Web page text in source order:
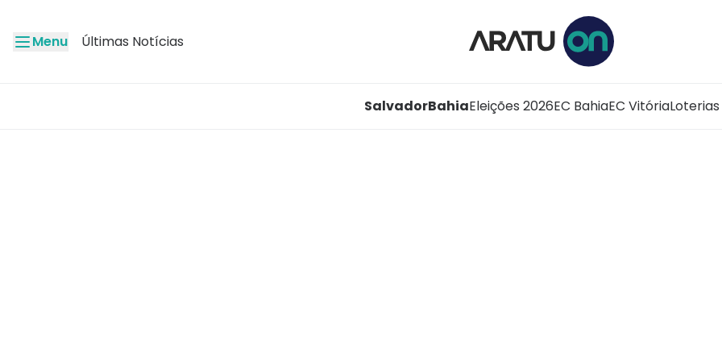
Menu Últimas Notícias
SalvadorBahiaEleições 2026EC BahiaEC VitóriaLoterias